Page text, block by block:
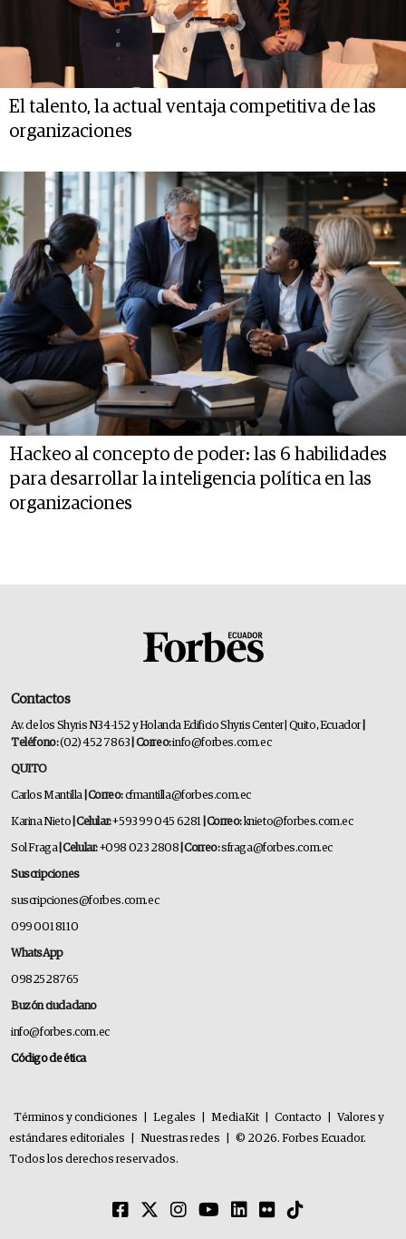
El talento, la actual ventaja competitiva de las
organizaciones
Hackeo al concepto de poder: las 6 habilidades
para desarrollar la inteligencia política en las
organizaciones
Contactos
Av. de los Shyris N34-152 y Holanda Edificio Shyris Center | Quito, Ecuador
Teléfono:(02) 452 7863 | Correo:info@forbes.com.ec
QUITO
Carlos Mantilla | Correo:cfmantilla@forbes.com.ec
Karina Nieto | Celular:+593 99 045 6281 | Correo:knieto@forbes.com.ec
Sol Fraga| Celular:+098 023 2808 | Correo:sfraga@forbes.com.ec
Suscripciones
suscripciones@forbes.com.ec
099 001 8110
WhatsApp
0982528765
Buzón ciudadano
info@forbes.com.ec
Código de ética
Términos y condiciones Legales MediaKit Contacto
Valores y
estándares editoriales
Nuestras redes
© 2026. Forbes Ecuador.
Todos los derechos reservados.